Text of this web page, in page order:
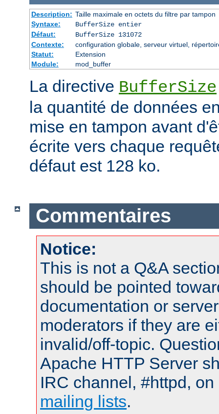
Description: Taille maximale en octets du filtre par tampon
Syntaxe:
BufferSize entier
Défaut:
BufferSize 131072
Contexte:
configuration globale, serveur virtuel,
Statut:
Extension
Module:
mod_buffer
La directive BufferSize
la quantité de données
mise en tampon avant
écrite vers chaque
défaut est 128 ko.
Commentaires
Notice:
This is not a Q&A
should be pointed
documentation or
moderators if they are
invalid/off-topic.
Apache HTTP Server
IRC channel, #httpd,
mailing lists.